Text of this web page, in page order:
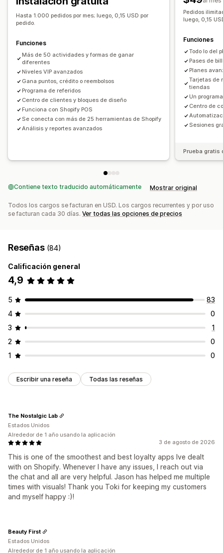
Acceso exclusivo
Eventos
Enlaces de colecciones
Seguimiento de correo electrónico
Protección contra el fraude
Experiencia de afiliado
Paneles de control personalizados
Creación de páginas
Registro personalizado
Enlaces y descuentos personalizados
Formularios personalizados
Promoción de marca personalizada
Pagos de Cámara de Compensación Automatizada (ACH)
Pagos automáticos
Pagos con tarjeta Pagos con tarjeta de regalo
Hasta 1.000 pedidos por mes; luego, 0,15 USD por
pedido.
Funciones
Más de 50 actividades y formas de ganar
diferentes
Niveles VIP avanzados
Gana puntos, crédito o reembolsos
Programa de referidos
Centro de clientes y bloques de diseño
Funciona con Shopify POS
Se conecta con más de 25 herramientas de Shopify
Análisis y reportes avanzados
Pedidos
luego, 0,15
Funciones
Todo lo del
Pases de
Planes
Tarjetas de
tiendas
Un
Centro de
Sesiones
Prueba gratis
Contiene texto traducido automáticamente Mostrar original
Todos los cargos se facturan en USD. Los cargos recurrentes y por uso
se facturan cada 30 días. Ver todas las opciones de precios
Reseñas (84)
Calificación general
4,9
5
83
4
0
3
1
2
0
1
0
Escribir una reseña Todas las reseñas
3 de agosto de 2026
This is one of the smoothest and best loyalty apps Ive dealt
with on Shopify. Whenever I have any issues, I reach out via
the chat and all are very helpful. Jason has helped me multiple
times with visuals! Thank you Toki for keeping my customers
and myself happy :)!
The Nostalgic Lab
Estados Unidos
Alrededor de 1 año usando la aplicación
Beauty First
Estados Unidos
Alrededor de 1 año usando la aplicación